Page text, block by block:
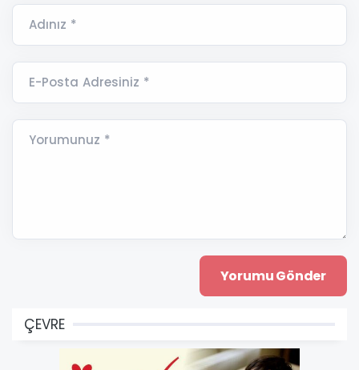
Adınız *
E-Posta Adresiniz *
Yorumunuz *
ÇEVRE